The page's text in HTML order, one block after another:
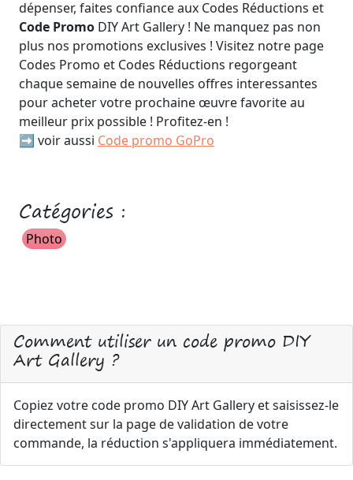
dépenser, faites confiance aux Codes Réductions et
Code Promo DIY Art Gallery ! Ne manquez pas non
plus nos promotions exclusives ! Visitez notre page
Codes Promo et Codes Réductions regorgeant
chaque semaine de nouvelles offres interessantes
pour acheter votre prochaine œuvre favorite au
meilleur prix possible ! Profitez-en !
➡️ voir aussi Code promo GoPro
Catégories :
Photo
Comment utiliser un code promo DIY
Art Gallery ?
Copiez votre code promo DIY Art Gallery et saisissez-le
directement sur la page de validation de votre
commande, la réduction s'appliquera immédiatement.